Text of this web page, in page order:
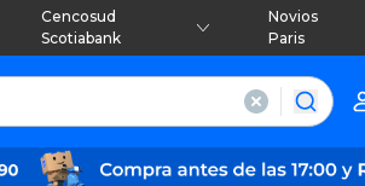
Cencosud
Scotiabank
Novios
Paris